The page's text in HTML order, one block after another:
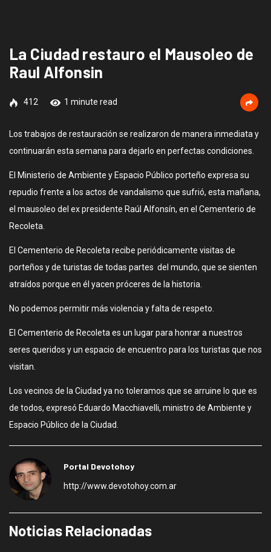
La Ciudad restauro el Mausoleo de
Raul Alfonsin
412 1 minute read
Los trabajos de restauración se realizaron de manera inmediata y
continuarán esta semana para dejarlo en perfectas condiciones.
El Ministerio de Ambiente y Espacio Público porteño expresa su
repudio frente a los actos de vandalismo que sufrió, esta mañana,
el mausoleo del ex presidente Raúl Alfonsín, en el Cementerio de
Recoleta.
El Cementerio de Recoleta recibe periódicamente visitas de
porteños y de turistas de todas partes del mundo, que se sienten
atraídos porque en él yacen próceres de la historia.
No podemos permitir más violencia y falta de respeto.
El Cementerio de Recoleta es un lugar para honrar a nuestros
seres queridos y un espacio de encuentro para los turistas que nos
visitan.
Los vecinos de la Ciudad ya no toleramos que se arruine lo que es
de todos, expresó Eduardo Macchiavelli, ministro de Ambiente y
Espacio Público de la Ciudad.
Portal Devotohoy
http://www.devotohoy.com.ar
Noticias Relacionadas